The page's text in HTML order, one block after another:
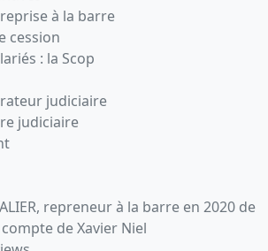
bail en matière mobilière
EUR
:24-12-2024
2029
:
de l'inscription au greffe :
présente inscription est prise
Date d'exigibilité 17/12/2029
à la barre
cession
: la Scop
judiciaire
judiciaire
repreneur à la barre en 2020 de
de Xavier Niel